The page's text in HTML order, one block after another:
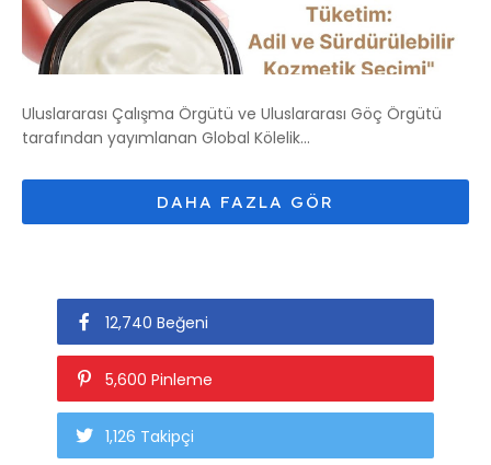
Uluslararası Çalışma Örgütü ve Uluslararası Göç Örgütü
tarafından yayımlanan Global Kölelik...
12,740 Beğeni
5,600 Pinleme
1,126 Takipçi